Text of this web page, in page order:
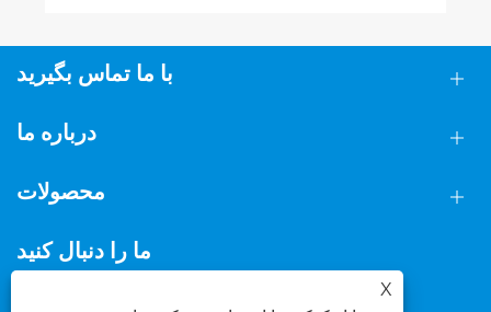
با ما تماس بگیرید
درباره ما
محصولات
ما را دنبال کنید
X